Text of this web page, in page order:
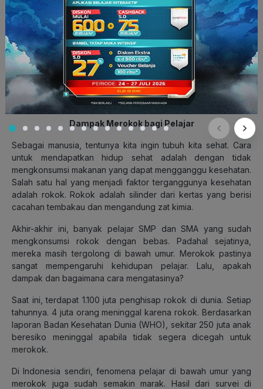
Contoh teks tanggapan “Jakarta Termasuk dalam Daftar 10 Kota
Termacet di Dunia” dikutip dari gramedia.com dengan beberapa
penyesuaian.
6. Contoh Teks Tanggapan Kritis di Bidang
Kesehatan dan Sosial
Dampak Merokok bagi Pelajar
Sebagai manusia, tentunya kita ingin tubuh kita sehat. Cara
untuk mendapatkan hidup sehat adalah dengan tidak
mengkonsumsi makanan yang dapat mengganggu kesehatan.
Salah satu hal yang menjadi faktor terganggunya kesehatan
adalah rokok. Rokok adalah silinder dari kertas yang berisi
cacahan tembakau dan mengandung zat kimia.
Akhir-akhir ini, banyak pelajar SMP dan SMA yang sudah
mengkonsumsi rokok dengan bebas. Padahal sejatinya,
mereka masih tergolong di bawah umur. Merokok pastinya
sangat mempengaruhi kehidupan pelajar. Lalu, apakah
dampak dan bagaimana cara mengatasinya?
Saat ini, terdapat 1.100 juta penghisap rokok di dunia. Setiap
tahunnya. 4 juta orang meninggal karena rokok. Berdasarkan
laporan Badan Kesehatan Dunia (WHO), sekitar 250 juta anak
beresiko meninggal apabila tidak segera dicegah untuk
merokok.
Di Indonesia sendiri, fenomena pelajar di bawah umur yang
merokok juga sudah semakin marak. Hasil dari survei di